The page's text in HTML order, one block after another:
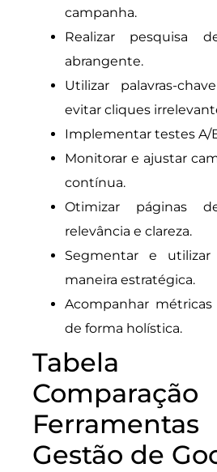
campanha.
Realizar pesquisa
abrangente.
Utilizar palavras-
evitar cliques
Implementar testes A/
Monitorar e ajustar
contínua.
Otimizar páginas
relevância e clareza.
Segmentar e
maneira estratégica.
Acompanhar
de forma holística.
Gestão de